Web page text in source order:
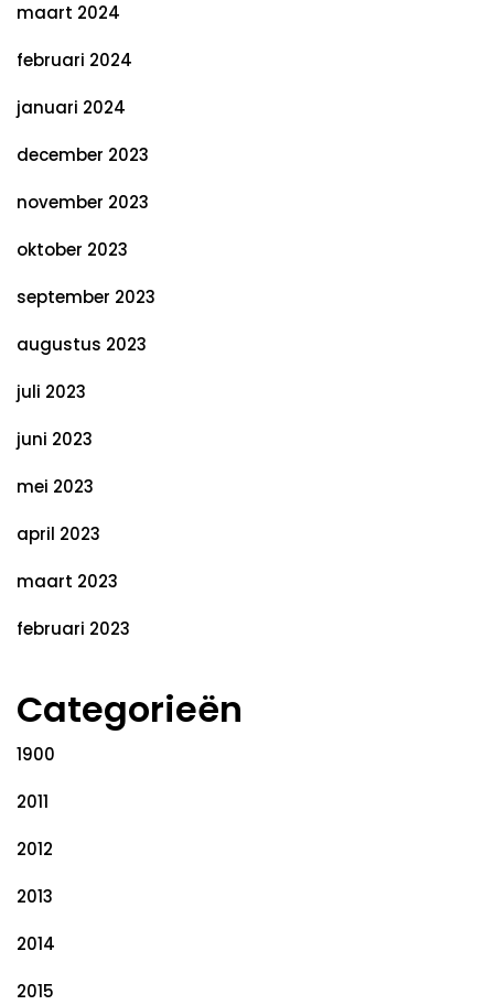
maart 2024
februari 2024
januari 2024
december 2023
november 2023
oktober 2023
september 2023
augustus 2023
juli 2023
juni 2023
mei 2023
april 2023
maart 2023
februari 2023
Categorieën
1900
2011
2012
2013
2014
2015